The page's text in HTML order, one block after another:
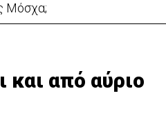
και από αύριο